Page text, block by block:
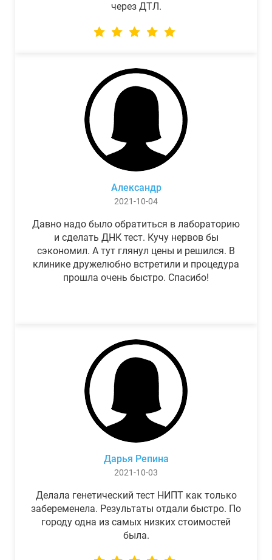
через ДТЛ.
Александр
2021-10-04
Давно надо было обратиться в лабораторию
и сделать ДНК тест. Кучу нервов бы
сэкономил. А тут глянул цены и решился. В
клинике дружелюбно встретили и процедура
прошла очень быстро. Спасибо!
Дарья Репина
2021-10-03
Делала генетический тест НИПТ как только
забеременела. Результаты отдали быстро. По
городу одна из самых низких стоимостей
была.